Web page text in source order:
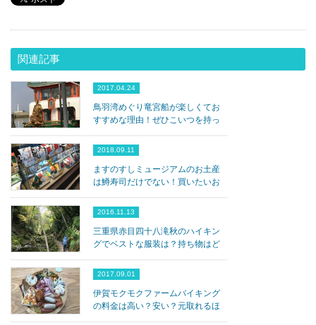
関連記事
2017.04.24
鳥羽湾めぐり竜宮船が楽しくてお
すすめな理由！ぜひこいつを持っ
2018.09.11
ますのすしミュージアムのお土産
は鱒寿司だけでない！買いたいお
2016.11.13
三重県赤目四十八滝秋のハイキン
グでベストな服装は？持ち物はど
2017.09.01
伊賀モクモクファームバイキング
の料金は高い？安い？元取れるほ